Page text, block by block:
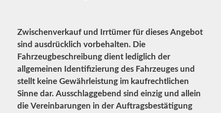
Zwischenverkauf und Irrtümer für dieses Angebot
sind ausdrücklich vorbehalten. Die
Fahrzeugbeschreibung dient lediglich der
allgemeinen Identifizierung des Fahrzeuges und
stellt keine Gewährleistung im kaufrechtlichen
Sinne dar. Ausschlaggebend sind einzig und allein
die Vereinbarungen in der Auftragsbestätigung